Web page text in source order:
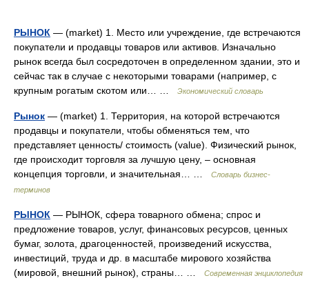
РЫНОК — (market) 1. Место или учреждение, где встречаются
покупатели и продавцы товаров или активов. Изначально
рынок всегда был сосредоточен в определенном здании, это и
сейчас так в случае с некоторыми товарами (например, с
крупным рогатым скотом или… …
Экономический словарь
Рынок — (market) 1. Территория, на которой встречаются
продавцы и покупатели, чтобы обменяться тем, что
представляет ценность/ стоимость (value). Физический рынок,
где происходит торговля за лучшую цену, – основная
концепция торговли, и значительная… …
Словарь бизнес-
терминов
РЫНОК — РЫНОК, сфера товарного обмена; спрос и
предложение товаров, услуг, финансовых ресурсов, ценных
бумаг, золота, драгоценностей, произведений искусства,
инвестиций, труда и др. в масштабе мирового хозяйства
(мировой, внешний рынок), страны… …
Современная энциклопедия